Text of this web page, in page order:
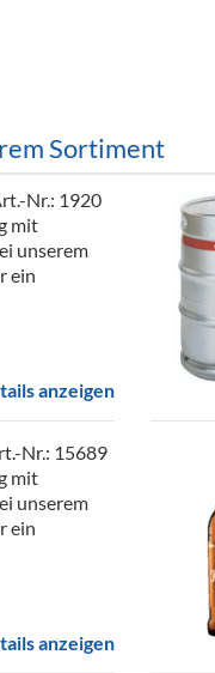
& Desinfektion
Sortiment
Nr.: 1920
mit
unserem
ein
anzeigen
Nr.: 15689
mit
unserem
ein
anzeigen